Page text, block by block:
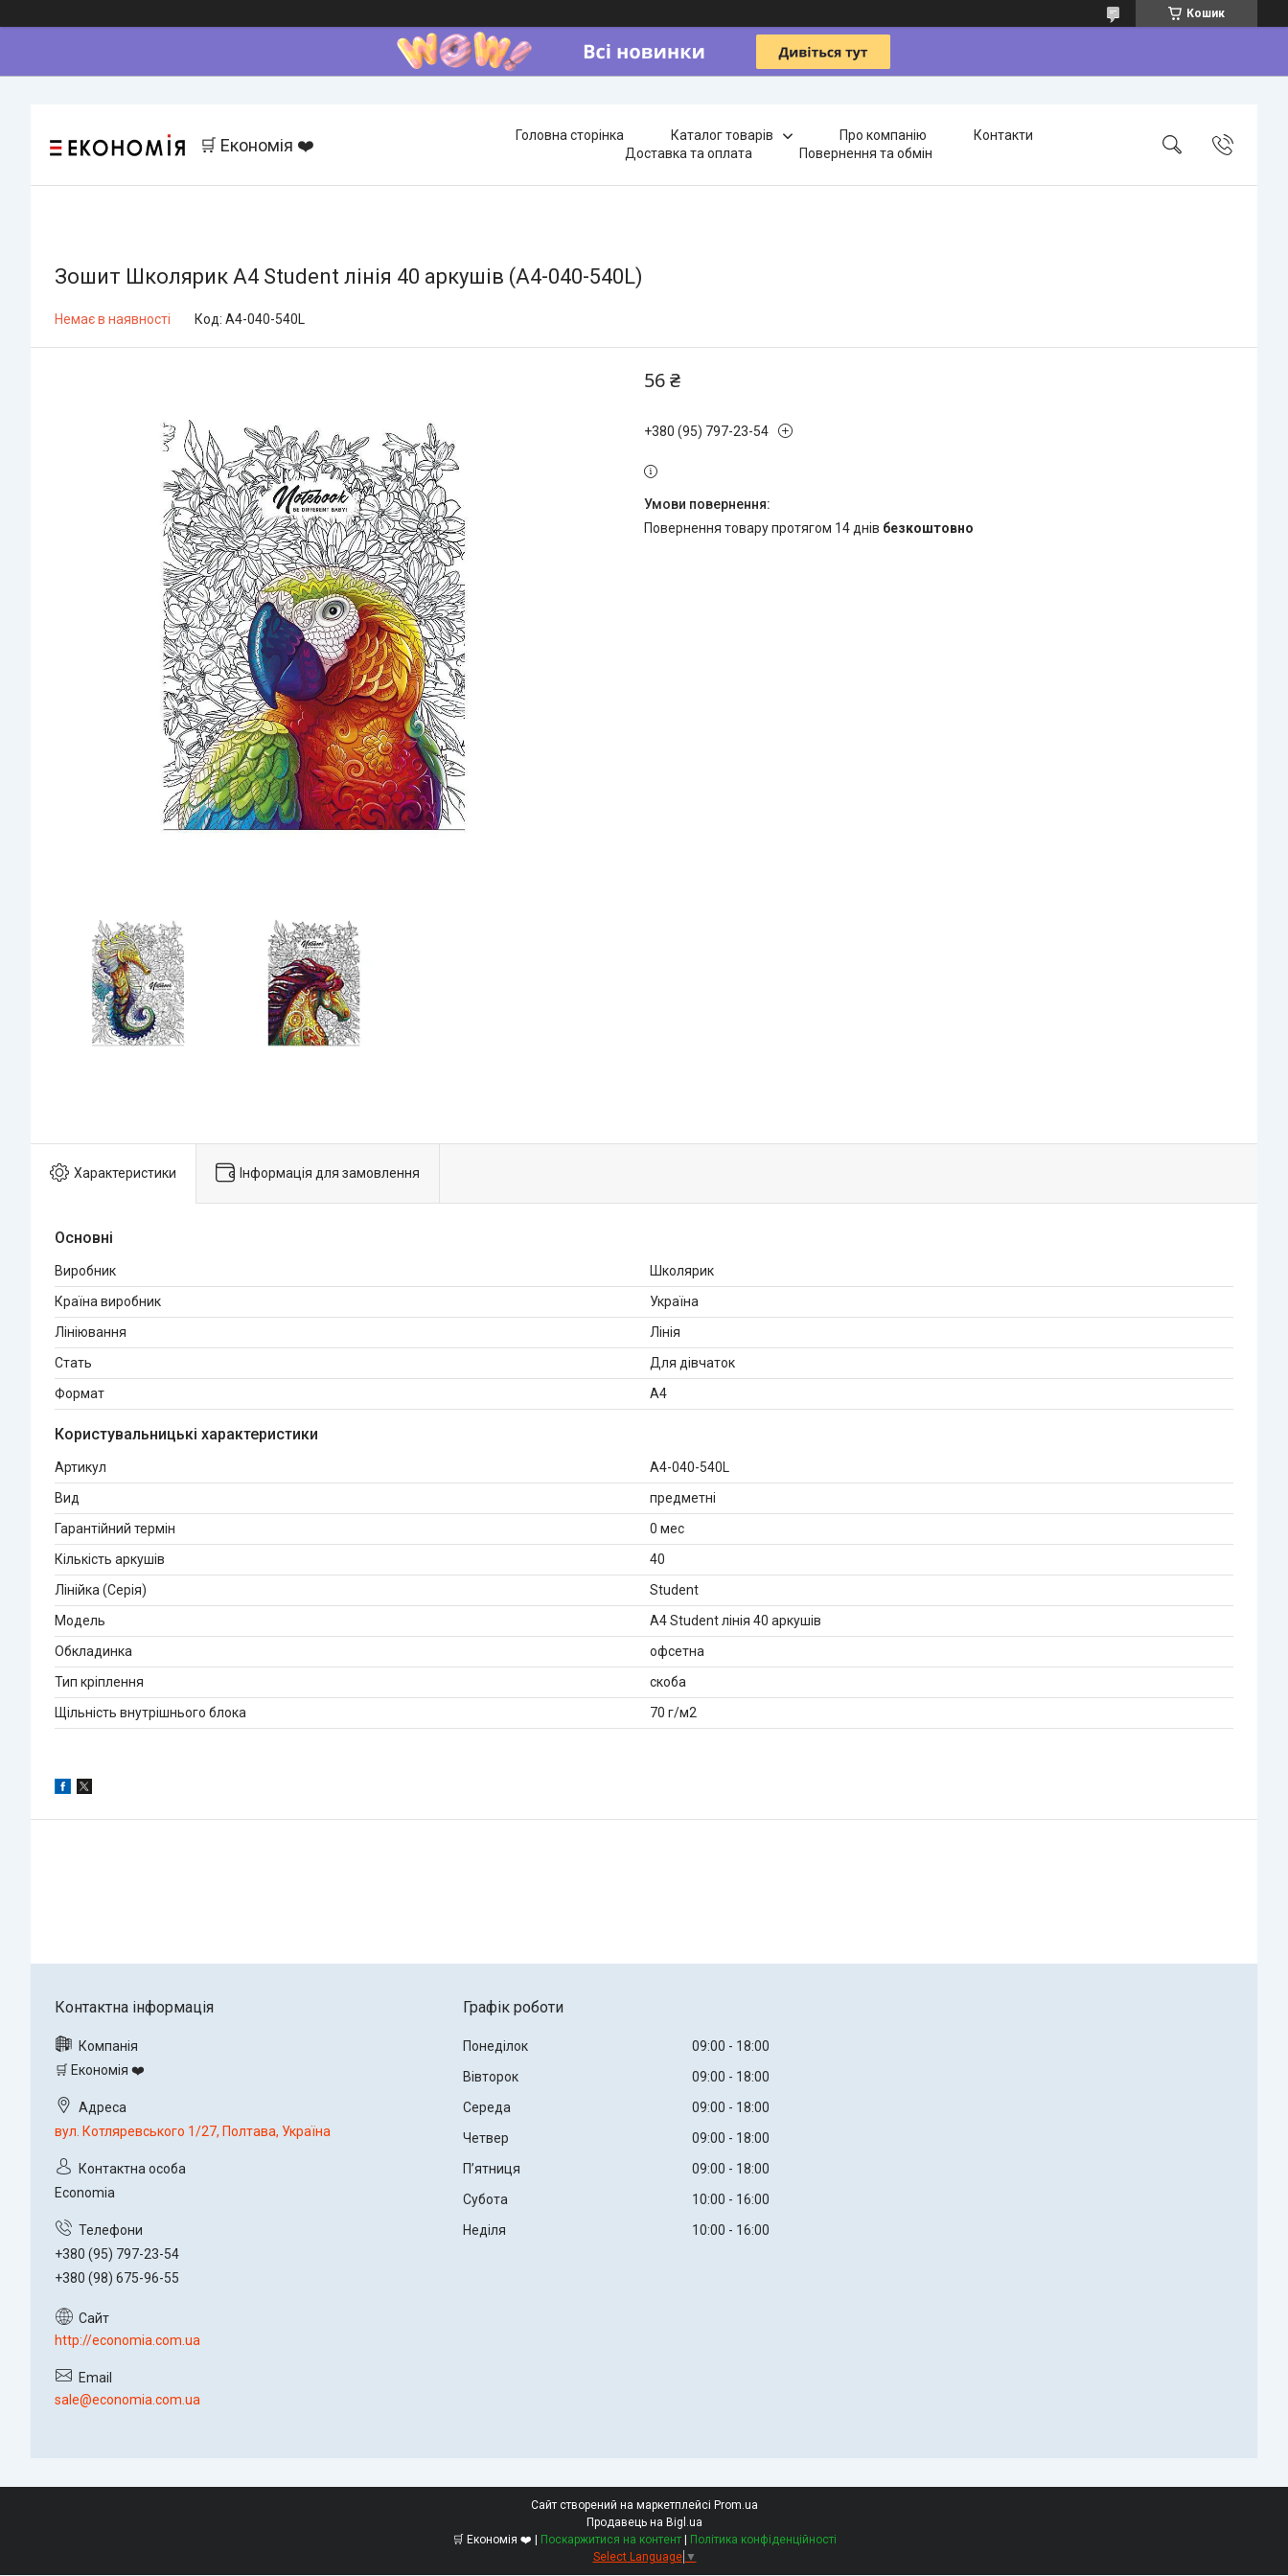
Кошик
🛒 Економія ❤️ Головна сторінка Каталог товарів Про компанію
Контакти
Доставка та оплата
Повернення та обмін
Зошит Школярик А4 Student лінія 40 аркушів (A4-040-540L)
Немає в наявності Код: A4-040-540L
56 ₴
+380 (95) 797-23-54
повернення товару протягом 14 днів безкоштовно
Характеристики Інформація для замовлення
Основні
Виробник
Школярик
Країна виробник
Україна
Лініювання
Лінія
Стать
Для дівчаток
Формат
A4
Користувальницькі характеристики
Артикул
A4-040-540L
Вид
предметні
Гарантійний термін
0 мес
Кількість аркушів
40
Лінійка (Серія)
Student
Мoдель
А4 Student лінія 40 аркушів
Обкладинка
офсетна
Тип кріплення
скоба
Щільність внутрішнього блока
70 г/м2
🛒 Економія ❤️
вул. Котляревського 1/27, Полтава, Україна
Economia
+380 (95) 797-23-54
+380 (98) 675-96-55
http://economia.com.ua
sale@economia.com.ua
Графік роботи
Понеділок 09:00
18:00
Вівторок
09:00
18:00
Середа
09:00
18:00
Четвер
09:00
18:00
Пʼятниця
09:00
18:00
Субота
10:00
16:00
Неділя
10:00 16:00
Сайт створений на маркетплейсі Prom.ua
Продавець на Bigl.ua
🛒 Економія ❤️ | Поскаржитися на контент | Політика конфіденційності
Select Language ▼